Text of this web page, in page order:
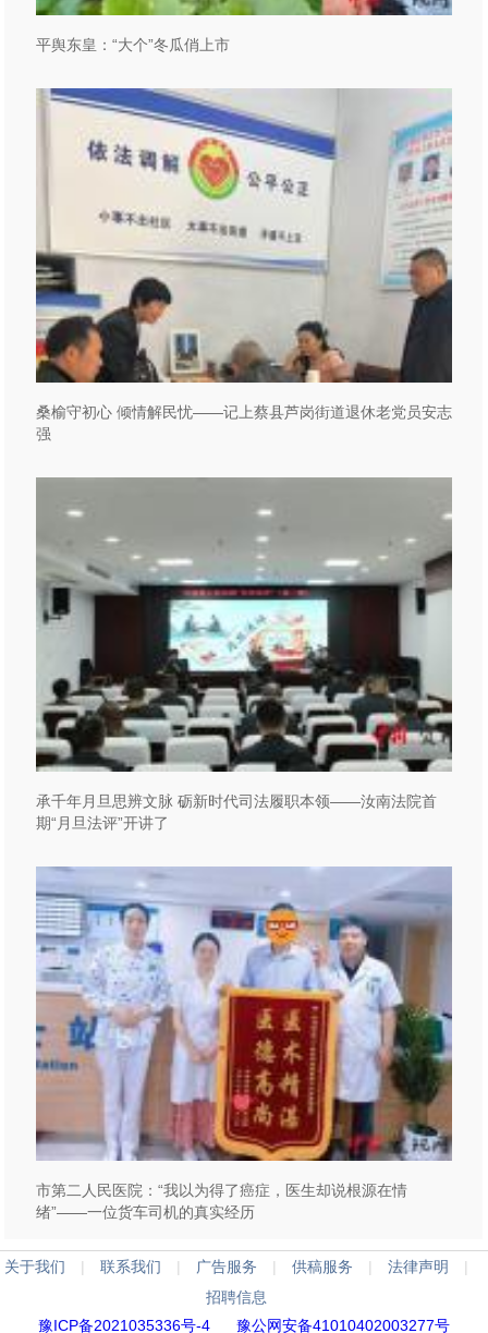
平舆东皇：“大个”冬瓜俏上市
桑榆守初心 倾情解民忧——记上蔡县芦岗街道退休老党员安志
强
承千年月旦思辨文脉 砺新时代司法履职本领——汝南法院首
期“月旦法评”开讲了
市第二人民医院：“我以为得了癌症，医生却说根源在情
绪”——一位货车司机的真实经历
关于我们 | 联系我们 | 广告服务 | 供稿服务 | 法律声明
|
招聘信息
豫ICP备2021035336号-4
豫公网安备41010402003277号